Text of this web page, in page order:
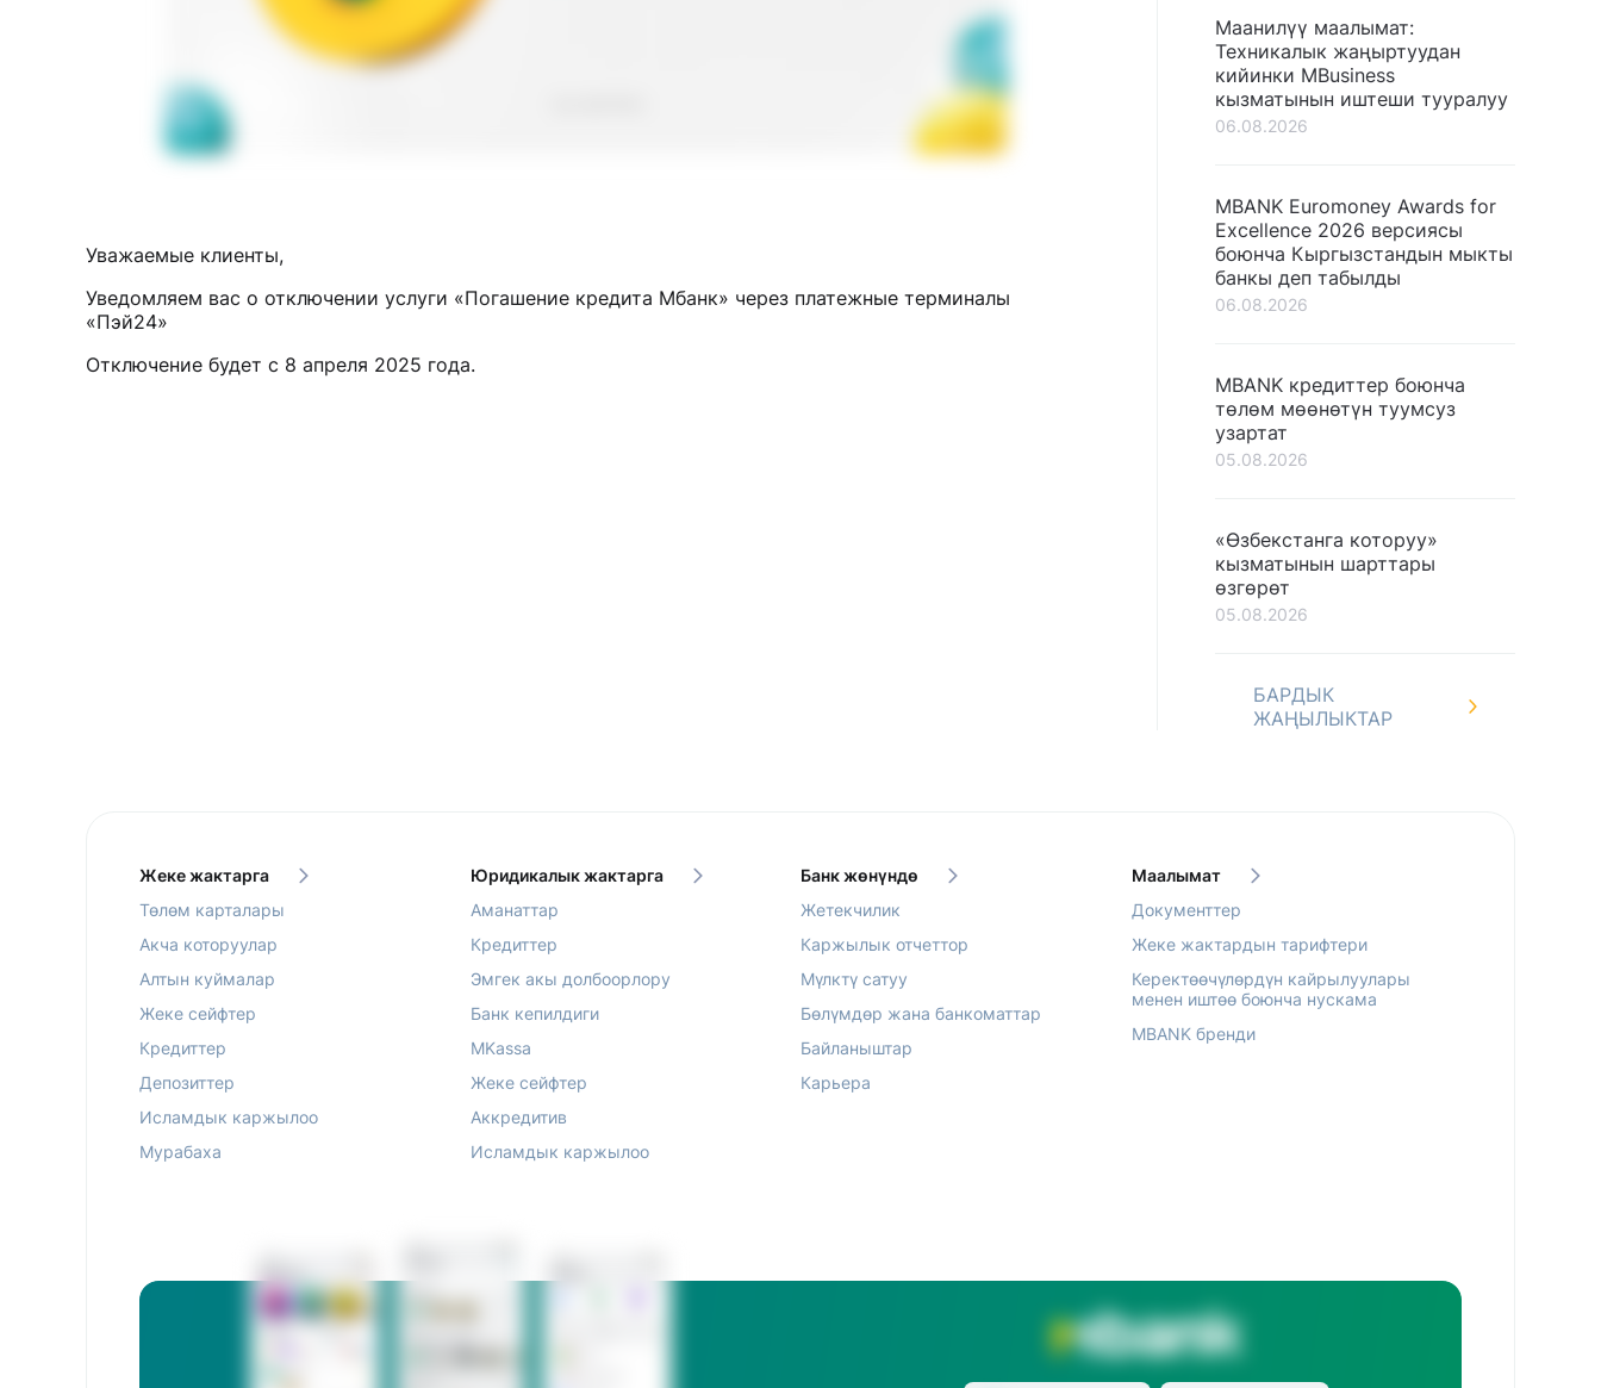
Уважаемые клиенты,
Уведомляем вас о отключении услуги «Погашение кредита Мбанк» через платежные терминалы
«Пэй24»
Отключение будет с 8 апреля 2025 года.
Маанилүү маалымат:
Техникалык жаңыртуудан
кийинки MBusiness
кызматынын иштеши тууралуу
06.08.2026
MBANK Euromoney Awards for
Excellence 2026 версиясы
боюнча Кыргызстандын мыкты
банкы деп табылды
06.08.2026
MBANK кредиттер боюнча
төлөм мөөнөтүн туумсуз
узартат
05.08.2026
«Өзбекстанга которуу»
кызматынын шарттары
өзгөрөт
05.08.2026
БАРДЫК
ЖАҢЫЛЫКТАР
Жеке жактарга
Төлөм карталары
Акча которуулар
Алтын куймалар
Жеке сейфтер
Кредиттер
Депозиттер
Исламдык каржылоо
Мурабаха
Юридикалык жактарга
Аманаттар
Кредиттер
Эмгек акы долбоорлору
Банк кепилдиги
MKassa
Жеке сейфтер
Аккредитив
Исламдык каржылоо
Банк жөнүндө
Жетекчилик
Каржылык отчеттор
Мүлктү сатуу
Бөлүмдөр жана банкоматтар
Байланыштар
Карьера
Маалымат
Документтер
Жеке жактардын тарифтери
Керектөөчүлөрдүн кайрылуулары
менен иштөө боюнча нускама
MBANK бренди